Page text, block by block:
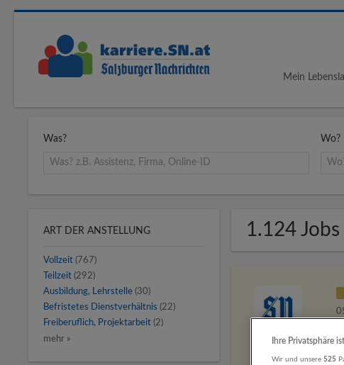
Mein
Was? Wo?
1.124 Jobs
ART DER ANSTELLUNG
Vollzeit (767)
Teilzeit (292)
Ausbildung, Lehrstelle (30)
Befristetes Dienstverhältnis (22)
Freiberuflich, Projektarbeit (2)
mehr »
Ihre Privatsphäre
Wir und unsere525